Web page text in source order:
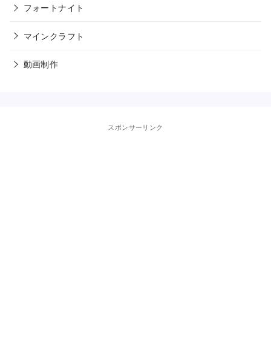
フォートナイト
マインクラフト
動画制作
スポンサーリンク